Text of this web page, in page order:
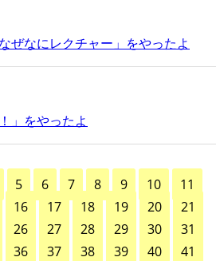
ぜなにレクチャー」をやったよ
」をやったよ
5 6 7 8 9 10
11
16 17 18 19 20
21
26 27 28 29 30
31
36 37 38 39 40
41